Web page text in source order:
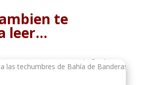
te
leer…